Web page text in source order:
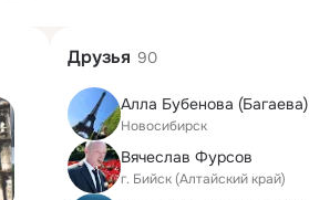
Друзья 90
Алла Бубенова (Багаева)
Новосибирск
Вячеслав Фурсов
г. Бийск (Алтайский край)